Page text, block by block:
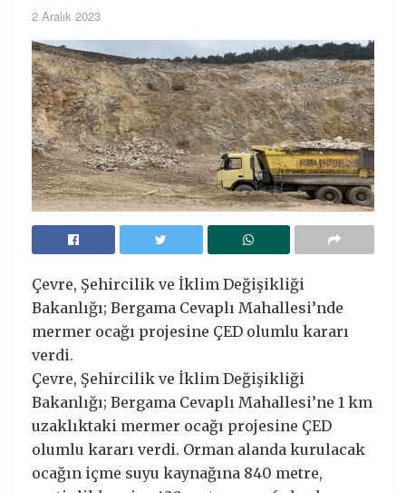
2 Aralık 2023
Çevre, Şehircilik ve İklim Değişikliği
Bakanlığı; Bergama Cevaplı Mahallesi’nde
mermer ocağı projesine ÇED olumlu kararı
verdi.
Çevre, Şehircilik ve İklim Değişikliği
Bakanlığı; Bergama Cevaplı Mahallesi’ne 1 km
uzaklıktaki mermer ocağı projesine ÇED
olumlu kararı verdi. Orman alanda kurulacak
ocağın içme suyu kaynağına 840 metre,